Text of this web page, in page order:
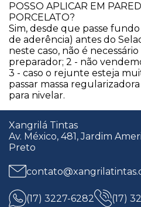
​POSSO APLICAR EM
PORCELATO?
Sim, desde que passe
de aderência) antes do
neste caso, não é
preparador; 2 - não
3 - caso o rejunte esteja
passar massa
para nivelar.
Xangrilá Tintas
Av. México, 481, Jardim
Preto
(17) 3227-6282 (17)